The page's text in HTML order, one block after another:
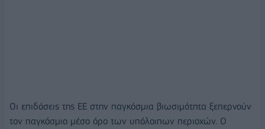
Οι επιδόσεις της ΕΕ στην παγκόσμια βιωσιμότητα ξεπερνούν
τον παγκόσμιο μέσο όρο των υπόλοιπων περιοχών. Ο